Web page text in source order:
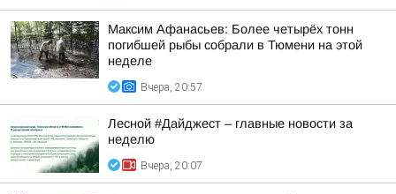
Максим Афанасьев: Более четырёх тонн
погибшей рыбы собрали в Тюмени на этой
неделе
Вчера, 20:57
Лесной #Дайджест – главные новости за
неделю
Вчера, 20:07